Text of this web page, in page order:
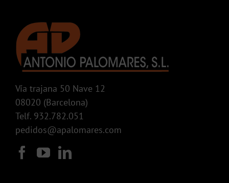
Vía trajana 50 Nave 12
08020 (Barcelona)
Telf. 932.782.051
pedidos@apalomares.com